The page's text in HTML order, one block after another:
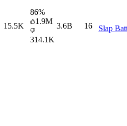
15.5K
86%
1.9M
314.1K
3.6B 16 Slap